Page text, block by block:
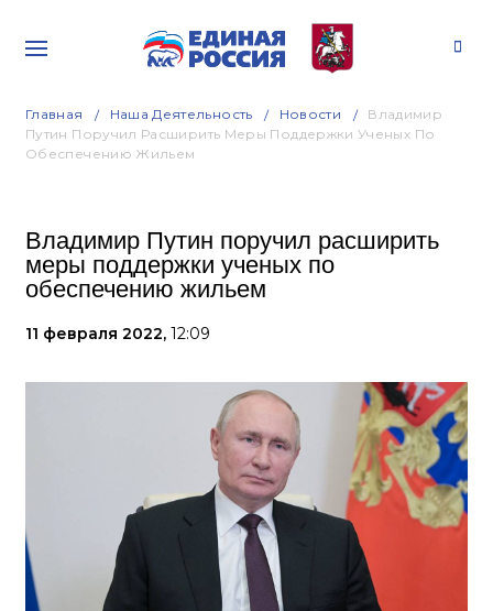
Главная Наша Деятельность Новости
Владимир
Путин Поручил Расширить Меры Поддержки Ученых По
Обеспечению Жильем
Владимир Путин поручил расширить
меры поддержки ученых по
обеспечению жильем
11 февраля 2022, 12:09